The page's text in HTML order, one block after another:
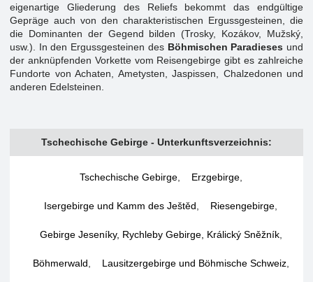
eigenartige Gliederung des Reliefs bekommt das endgültige
Gepräge auch von den charakteristischen Ergussgesteinen, die
die Dominanten der Gegend bilden (Trosky, Kozákov, Mužský,
usw.). In den Ergussgesteinen des Böhmischen Paradieses und
der anknüpfenden Vorkette vom Reisengebirge gibt es zahlreiche
Fundorte von Achaten, Ametysten, Jaspissen, Chalzedonen und
anderen Edelsteinen.
Tschechische Gebirge - Unterkunftsverzeichnis:
Tschechische Gebirge, Erzgebirge,
Isergebirge und Kamm des Ještěd Riesengebirge
Gebirge Jeseníky, Rychleby Gebirge, Králický Sněžník,
Böhmerwald Lausitzergebirge und Böhmische Schweiz,